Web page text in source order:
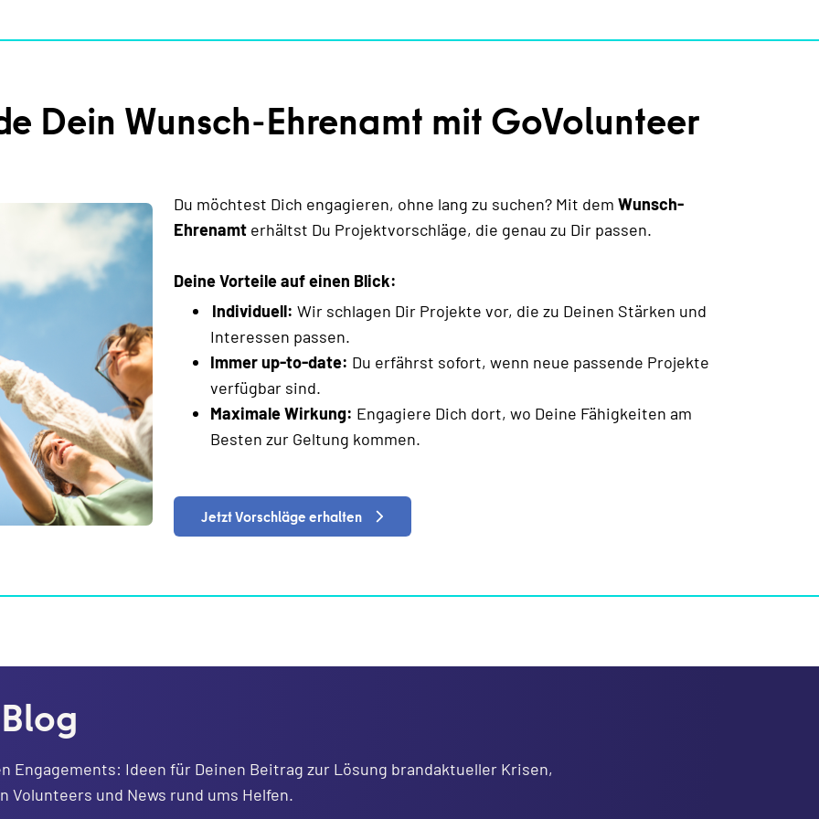
Dein Wunsch-Ehrenamt mit GoVolunteer
Du möchtest Dich engagieren, ohne lang zu suchen? Mit dem Wunsch-
Ehrenamterhältst Du Projektvorschläge, die genau zu Dir passen.
Deine Vorteile auf einen Blick:
Individuell: Wir schlagen Dir Projekte vor, die zu Deinen Stärken und
Interessen passen.
Immer up-to-date: Du erfährst sofort, wenn neue passende Projekte
verfügbar sind.
Maximale Wirkung: Engagiere Dich dort, wo Deine Fähigkeiten am
Besten zur Geltung kommen.
Jetzt Vorschläge erhalten
Engagements: Ideen für Deinen Beitrag zur Lösung brandaktueller Krisen,
Volunteers und News rund ums Helfen.